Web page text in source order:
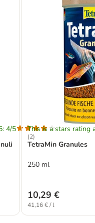
4/5 This is a stars rating
(2)
TetraMin Granules
250 ml
10,29 €
41,16 € / l